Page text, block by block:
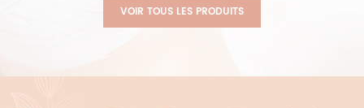
VOIR TOUS LES PRODUITS